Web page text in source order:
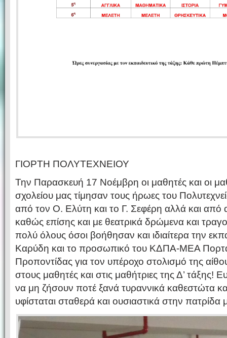
ΓΙΟΡΤΗ ΠΟΛΥΤΕΧΝΕΙΟΥ
Την Παρασκευή 17 Νοέμβρη οι μαθητές και οι
σχολείου μας τίμησαν τους ήρωες του
από τον Ο. Ελύτη και το Γ. Σεφέρη αλλά και από
καθώς επίσης και με θεατρικά δρώμενα και
πολύ όλους όσοι βοήθησαν και ιδιαίτερα την
Καρύδη και το προσωπικό του ΚΔΠΑ-ΜΕΑ
Προποντίδας για τον υπέροχο στολισμό της
στους μαθητές και στις μαθήτριες της Δ’ τάξης!
να μη ζήσουν ποτέ ξανά τυραννικά καθεστώτα
υφίσταται σταθερά και ουσιαστικά στην πατρίδα